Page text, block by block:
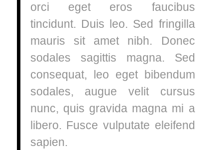
orci eget eros faucibus
tincidunt. Duis leo. Sed fringilla
mauris sit amet nibh. Donec
sodales sagittis magna. Sed
consequat, leo eget bibendum
sodales, augue velit cursus
nunc, quis gravida magna mi a
libero. Fusce vulputate eleifend
sapien.